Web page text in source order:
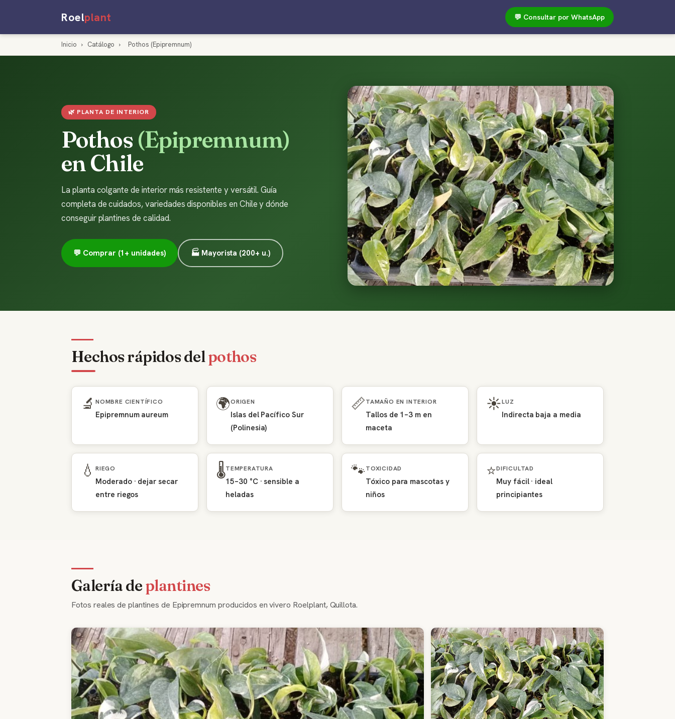
Roelplant 💬 Consultar por WhatsApp
Inicio › Catálogo › Pothos (Epipremnum)
🌿 PLANTA DE INTERIOR
Pothos (Epipremnum)
en Chile
La planta colgante de interior más resistente y versátil. Guía
completa de cuidados, variedades disponibles en Chile y dónde
conseguir plantines de calidad.
💬 Comprar (1+ unidades) 🏭 Mayorista (200+ u.)
Hechos rápidos delpothos
🔬 NOMBRE CIENTÍFICO
Epipremnum aureum
🌍ORIGEN
Islas del Pacífico Sur
(Polinesia)
📏TAMAÑO EN INTERIOR
Tallos de 1–3 m en
maceta
☀️LUZ
Indirecta baja a media
💧 RIEGO
Moderado · dejar secar
entre riegos
🌡️TEMPERATURA
15–30 °C · sensible a
heladas
🐾TOXICIDAD
Tóxico para mascotas y
niños
⭐DIFICULTAD
Muy fácil · ideal
principiantes
Galería deplantines
Fotos reales de plantines de Epipremnum producidos en vivero Roelplant, Quillota.